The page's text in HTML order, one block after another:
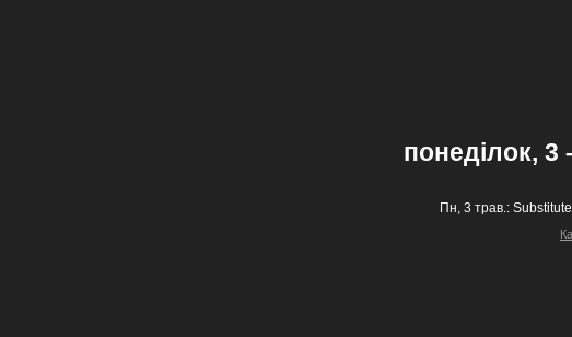
понеділок, 3
Пн, 3 трав.: